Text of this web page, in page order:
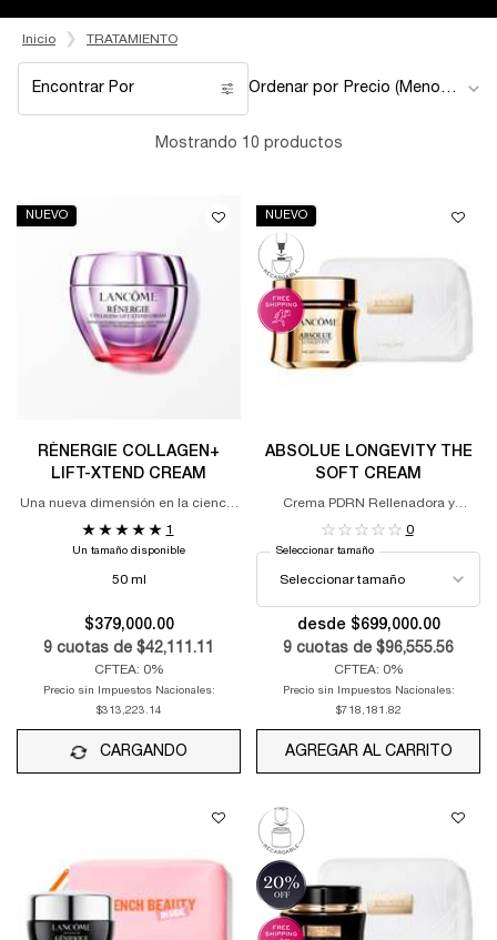
Inicio TRATAMIENTO
Encontrar Por
Filters menu
Ordenar por
Mostrando 10 productos
NUEVO
RÉNERGIE COLLAGEN+
LIFT-XTEND CREAM
Una nueva dimensión en la ciencia
1
Un tamaño disponible
50 ml
$379,000.00
9 cuotas de $42,111.11
CFTEA: 0%
Precio sin Impuestos Nacionales:
$313,223.14
CARGANDO
NUEVO
ABSOLUE LONGEVITY THE
SOFT CREAM
Crema PDRN Rellenadora y
0
Seleccionar tamaño
desde $699,000.00
9 cuotas de $96,555.56
CFTEA: 0%
Precio sin Impuestos Nacionales:
$718,181.82
AGREGAR AL CARRITO